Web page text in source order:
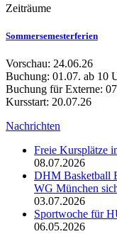
Zeiträume
Sommersemesterferien
Vorschau: 24.06.26
Buchung: 01.07. ab 10
Buchung für Externe:
Kursstart: 20.07.26
Nachrichten
Freie Kursplätze
08.07.2026
DHM Basketball
WG München
03.07.2026
Sportwoche für
06.05.2026